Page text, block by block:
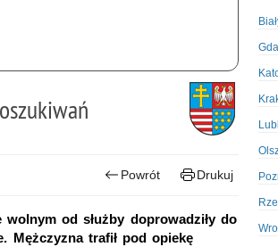
Powrót Drukuj
od służby doprowadziły do
Mężczyzna trafił pod opiekę